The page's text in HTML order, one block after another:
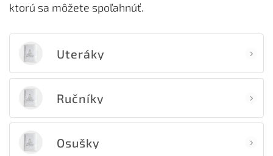
ktorú sa môžete spoľahnúť.
Uteráky
Ručníky
Osušky